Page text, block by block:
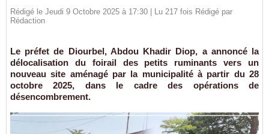
Rédigé le Jeudi 9 Octobre 2025 à 17:30 | Lu 217 fois Rédigé par
Rédaction
Le préfet de Diourbel, Abdou Khadir Diop, a annoncé la
délocalisation du foirail des petits ruminants vers un
nouveau site aménagé par la municipalité à partir du 28
octobre 2025, dans le cadre des opérations de
désencombrement.